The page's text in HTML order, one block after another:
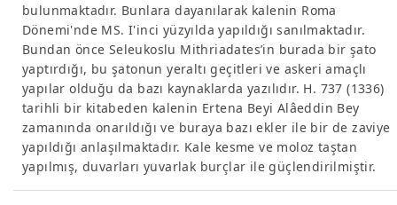
bulunmaktadır. Bunlara dayanılarak kalenin Roma
Dönemi'nde MS. I'inci yüzyılda yapıldığı sanılmaktadır.
Bundan önce Seleukoslu Mithriadates’in burada bir şato
yaptırdığı, bu şatonun yeraltı geçitleri ve askeri amaçlı
yapılar olduğu da bazı kaynaklarda yazılıdır. H. 737 (1336)
tarihli bir kitabeden kalenin Ertena Beyi Alâeddin Bey
zamanında onarıldığı ve buraya bazı ekler ile bir de zaviye
yapıldığı anlaşılmaktadır. Kale kesme ve moloz taştan
yapılmış, duvarları yuvarlak burçlar ile güçlendirilmiştir.